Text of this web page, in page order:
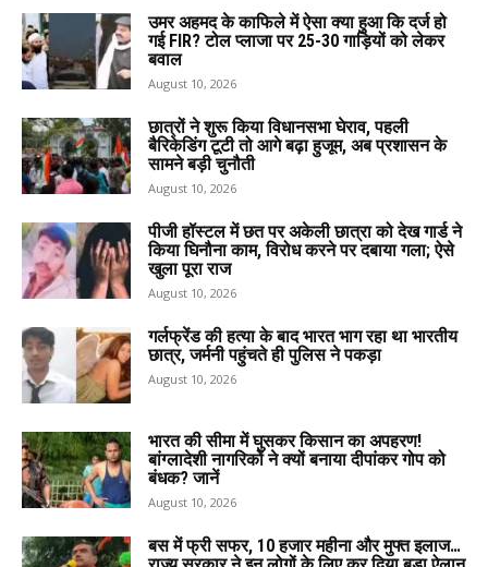
उमर अहमद के काफिले में ऐसा क्या हुआ कि दर्ज हो
गई FIR? टोल प्लाजा पर 25-30 गाड़ियों को लेकर
बवाल
August 10, 2026
छात्रों ने शुरू किया विधानसभा घेराव, पहली
बैरिकेडिंग टूटी तो आगे बढ़ा हुजूम, अब प्रशासन के
सामने बड़ी चुनौती
August 10, 2026
पीजी हॉस्टल में छत पर अकेली छात्रा को देख गार्ड ने
किया घिनौना काम, विरोध करने पर दबाया गला; ऐसे
खुला पूरा राज
August 10, 2026
गर्लफ्रेंड की हत्या के बाद भारत भाग रहा था भारतीय
छात्र, जर्मनी पहुंचते ही पुलिस ने पकड़ा
August 10, 2026
भारत की सीमा में घुसकर किसान का अपहरण!
बांग्लादेशी नागरिकों ने क्यों बनाया दीपांकर गोप को
बंधक? जानें
August 10, 2026
बस में फ्री सफर, ₹10 हजार महीना और मुफ्त इलाज…